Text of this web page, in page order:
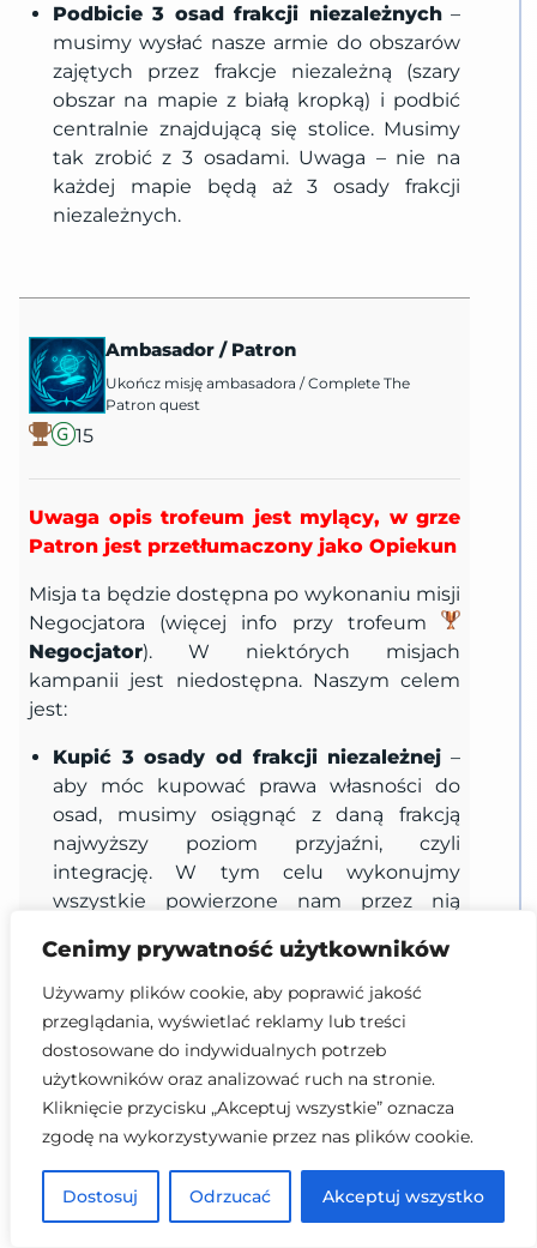
Cenimy prywatność użytkowników
Używamy plików cookie, aby poprawić jakość
przeglądania, wyświetlać reklamy lub treści
dostosowane do indywidualnych potrzeb
użytkowników oraz analizować ruch na stronie.
Kliknięcie przycisku „Akceptuj wszystkie” oznacza
zgodę na wykorzystywanie przez nas plików cookie.
Dostosuj Odrzucać Akceptuj wszystko
Podbicie 3 osad frakcji niezależnych–
musimy wysłać nasze armie do obszarów
zajętych przez frakcje niezależną (szary
obszar na mapie z białą kropką) i podbić
centralnie znajdującą się stolice. Musimy
tak zrobić z 3 osadami. Uwaga – nie na
każdej mapie będą aż 3 osady frakcji
niezależnych.
15
Ambasador / Patron
Ukończ misję ambasadora /Complete The
Patron quest
Uwaga opis trofeum jest mylący, w grze
Patron jest przetłumaczony jako Opiekun
Misja ta będzie dostępna po wykonaniu misji
Negocjatora (więcej info przy trofeum
Negocjator). W niektórych misjach
kampanii jest niedostępna. Naszym celem
jest:
Kupić 3 osady od frakcji niezależnej –
aby móc kupować prawa własności do
osad, musimy osiągnąć z daną frakcją
najwyższy poziom przyjaźni, czyli
integrację. W tym celu wykonujmy
wszystkie powierzone nam przez nią
surowców oraz w razie nadwyżki punktów
wpływów, handlujmy z nią. Kiedy
osiągniemy już wymagany poziom
„integracja”, należy założyć kolonie w
pobliżu osady frakcji niezależnej i
odczekać kilka tur, kiedy będzie mogła
przyłączyć nowy sektor. Wtedy klikamy na
przechodzimy do menu handlu i
wybieramy „Poproś o prawa własności”.